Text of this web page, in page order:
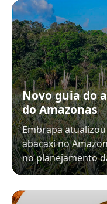
Novo guia do
do Amazonas
Embrapa
abacaxi no
no planejamento